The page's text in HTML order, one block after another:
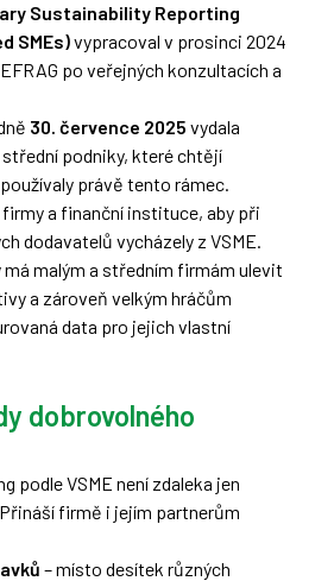
Sustainability Reporting
SMEs)vypracoval v prosinci 2024
po veřejných konzultacích a
30. července 2025 vydala
střední podniky, které chtějí
právě tento rámec.
a finanční instituce, aby při
dodavatelů vycházely z VSME.
malým a středním firmám ulevit
a zároveň velkým hráčům
data pro jejich vlastní
dobrovolného
podle VSME není zdaleka jen
firmě i jejím partnerům
– místo desítek různých